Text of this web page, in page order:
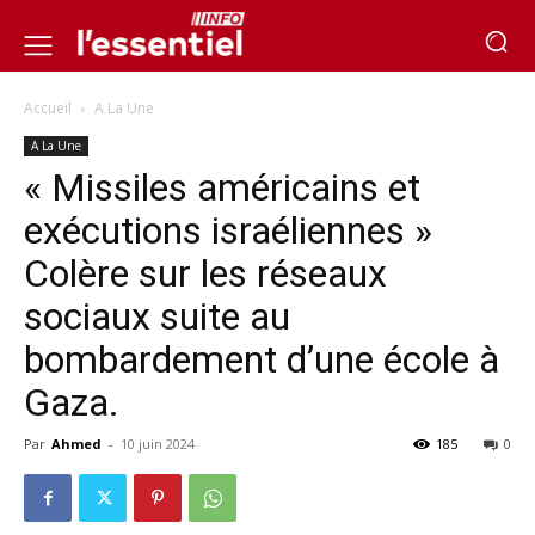
Accueil A La Une
A La Une
« Missiles américains et
exécutions israéliennes »
Colère sur les réseaux
sociaux suite au
bombardement d’une école à
Gaza.
Par Ahmed - 10 juin 2024 0
185